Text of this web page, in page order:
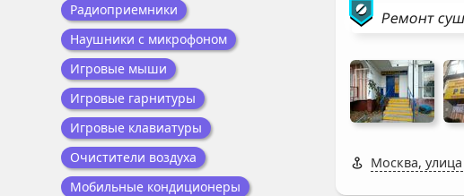
Радиоприемники
Наушники с микрофоном
Игровые мыши
Игровые гарнитуры
Игровые клавиатуры
Очистители воздуха
Мобильные кондиционеры
Ремонт
Москва,